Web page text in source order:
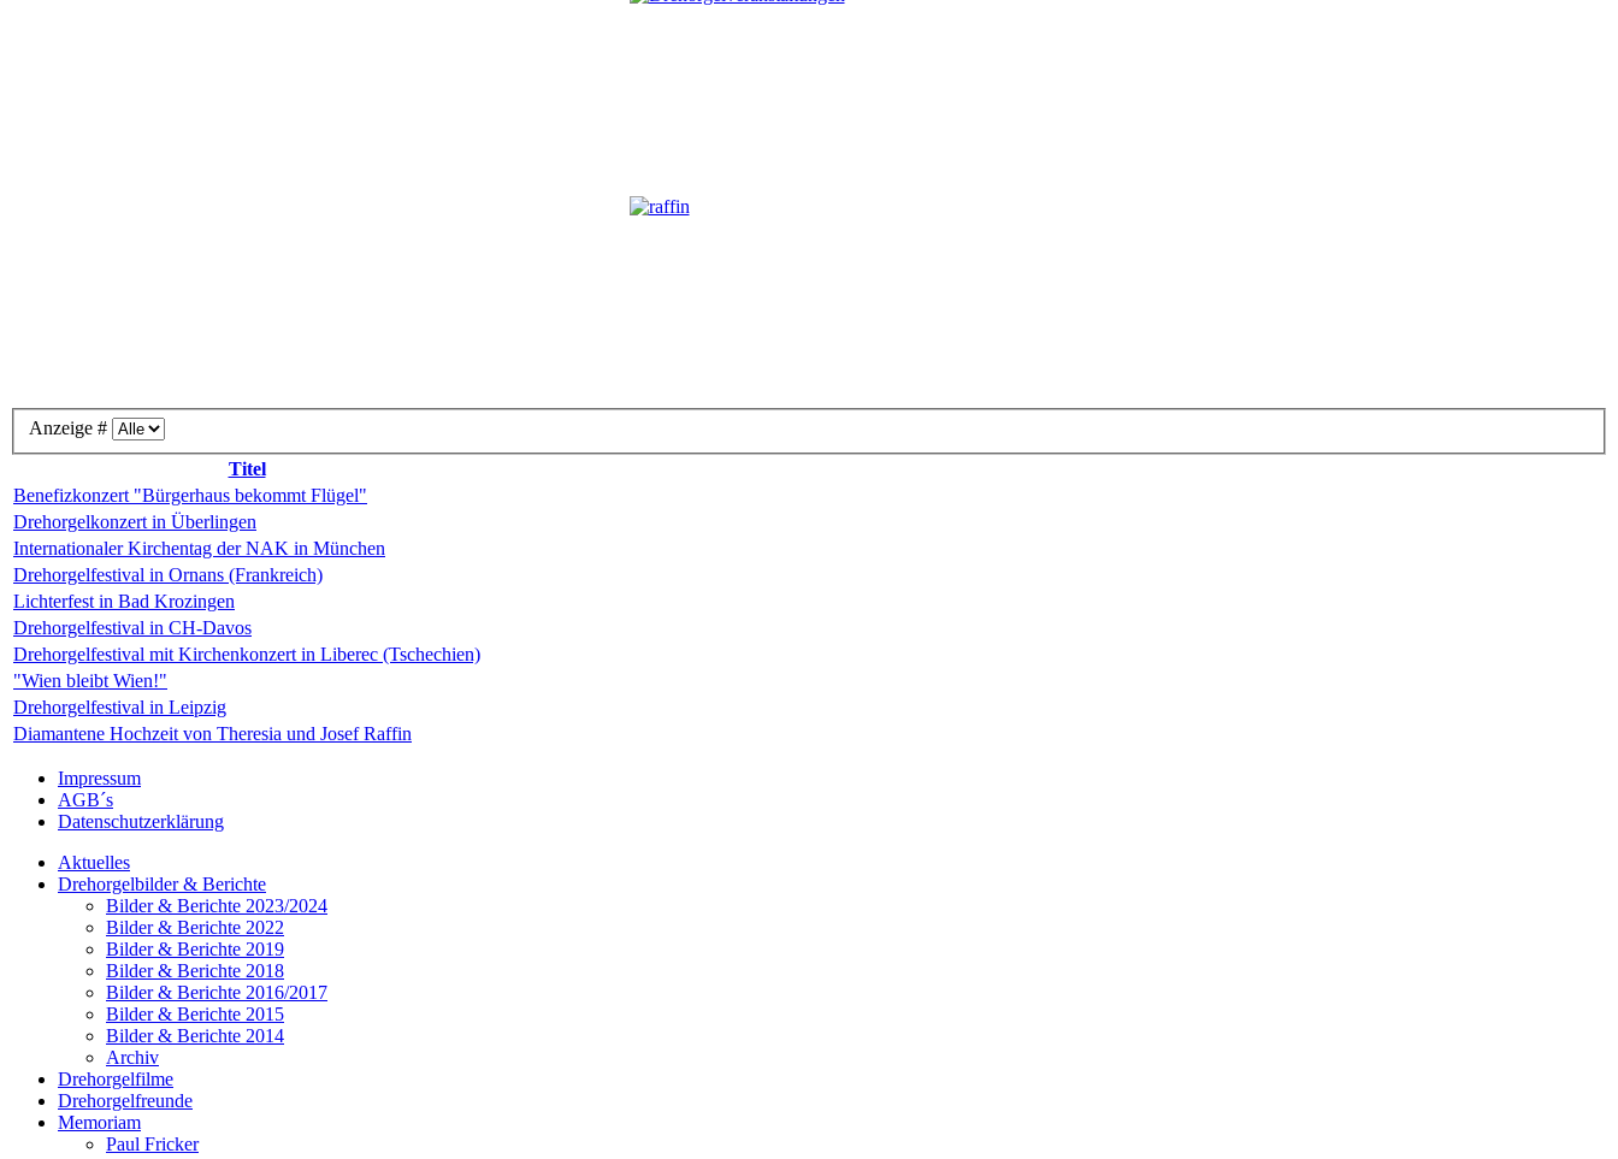
Anzeige #
Titel
Benefizkonzert "Bürgerhaus bekommt Flügel"
Drehorgelkonzert in Überlingen
Internationaler Kirchentag der NAK in München
Drehorgelfestival in Ornans (Frankreich)
Lichterfest in Bad Krozingen
Drehorgelfestival in CH-Davos
Drehorgelfestival mit Kirchenkonzert in Liberec (Tschechien)
"Wien bleibt Wien!"
Drehorgelfestival in Leipzig
Diamantene Hochzeit von Theresia und Josef Raffin
Impressum
AGB´s
Datenschutzerklärung
Aktuelles
Drehorgelbilder & Berichte
Bilder & Berichte 2023/2024
Bilder & Berichte 2022
Bilder & Berichte 2019
Bilder & Berichte 2018
Bilder & Berichte 2016/2017
Bilder & Berichte 2015
Bilder & Berichte 2014
Archiv
Drehorgelfilme
Drehorgelfreunde
Memoriam
Paul Fricker